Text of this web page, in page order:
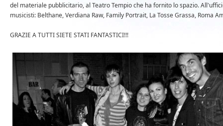
del materiale pubblicitario, al Teatro Tempio che ha fornito lo spazio.
musicisti: Belthane, Verdiana Raw, Family Portrait, La Tosse Grassa, Roma
GRAZIE A TUTTI SIETE STATI FANTASTICI!!!